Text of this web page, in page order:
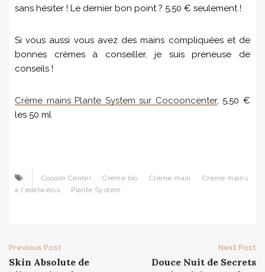
sans hésiter ! Le dernier bon point ? 5,50 € seulement !
Si vous aussi vous avez des mains compliquées et de
bonnes crèmes à conseiller, je suis preneuse de
conseils !
Crème mains Plante System sur Cocooncenter, 5,50 €
les 50 ml
Cocoon Center Crème bio Crème main
Crème mains
à l'edelweiss
Plante System
Post
Previous Post
Skin Absolute de
Next Post
Douce Nuit de Secrets